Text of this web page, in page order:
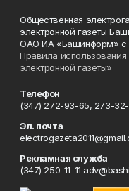
Общественная
электронной газеты
ОАО ИА «Башинформ» с
Правила
электронной газеты»
Телефон
(347) 272-93-65, 273-
Эл. почта
Рекламная служба
(347) 250-11-11